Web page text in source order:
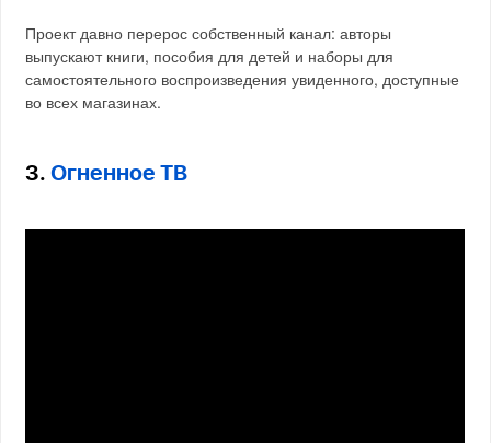
Проект давно перерос собственный канал: авторы
выпускают книги, пособия для детей и наборы для
самостоятельного воспроизведения увиденного, доступные
во всех магазинах.
3.Огненное ТВ